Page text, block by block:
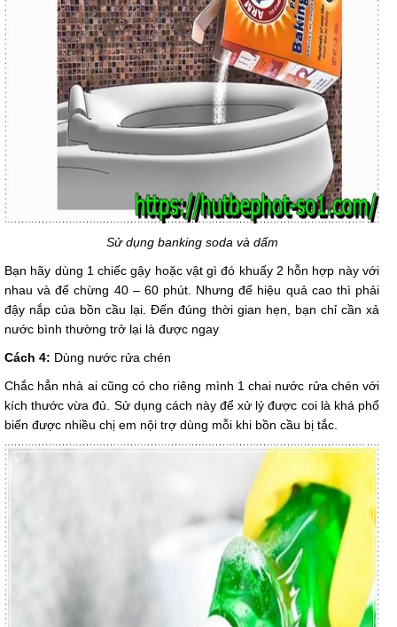
Sử dụng banking soda và dấm
Bạn hãy dùng 1 chiếc gậy hoặc vật gì đó khuấy 2 hỗn hợp này với
nhau và để chừng 40 – 60 phút. Nhưng để hiệu quả cao thì phải
đậy nắp của bồn cầu lại. Đến đúng thời gian hẹn, bạn chỉ cần xả
nước bình thường trở lại là được ngay
Cách 4: Dùng nước rửa chén
Chắc hẳn nhà ai cũng có cho riêng mình 1 chai nước rửa chén với
kích thước vừa đủ. Sử dụng cách này để xử lý được coi là khá phổ
biến được nhiều chị em nội trợ dùng mỗi khi bồn cầu bị tắc.